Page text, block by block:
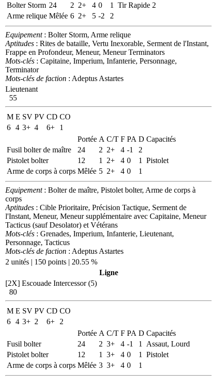
Bolter Storm 24 2 2+ 4 0 1
Tir Rapide 2
Arme relique Mêlée 6 2+ 5 -2 2
Equipement: Bolter Storm, Arme relique
Aptitudes : Rites de bataille, Vertu Inexorable, Serment de l'Instant,
Frappe en Profondeur, Meneur, Meneur Terminators
Mots-clés : Capitaine, Imperium, Infanterie, Personnage,
Terminator
Mots-clés de faction : Adeptus Astartes
Lieutenant
55
M E SV PV CD CO
6 4 3+ 4 6+
1
Portée A C/T F PA D Capacités
Fusil bolter de maître
24 2 2+ 4 -1
2
Pistolet bolter
12 1 2+ 4 0 1
Pistolet
Arme de corps à corps Mêlée 5 2+ 4 0 1
Equipement: Bolter de maître, Pistolet bolter, Arme de corps à
corps
Aptitudes : Cible Prioritaire, Précision Tactique, Serment de
l'Instant, Meneur, Meneur supplémentaire avec Capitaine, Meneur
Tacticus (sauf Desolator) et Vétérans
Mots-clés : Grenades, Imperium, Infanterie, Lieutenant,
Personnage, Tacticus
Mots-clés de faction : Adeptus Astartes
2 unités | 150 points | 20.55 %
Ligne
[2X] Escouade Intercessor (5)
80
M E SV PV CD CO
6 4 3+ 2 6+
2
Portée A C/T F PA D Capacités
Fusil bolter
24 2 3+ 4 -1 1
Assaut, Lourd
Pistolet bolter
12 1 3+ 4 0 1
Pistolet
Arme de corps à corps Mêlée 3 3+ 4 0 1